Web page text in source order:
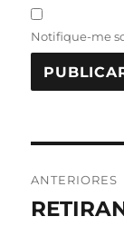
Notifique-me
de
ANTERIORES
Post